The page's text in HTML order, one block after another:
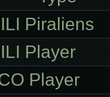
Piraliens
Player
Player